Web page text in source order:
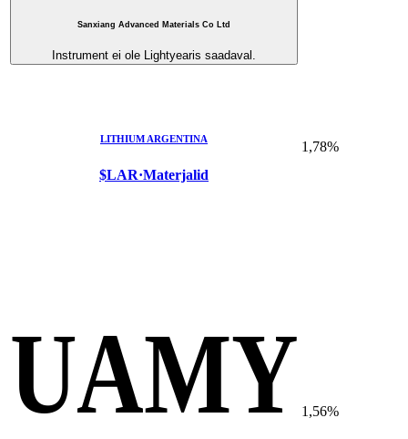
Sanxiang Advanced Materials Co Ltd
Instrument ei ole Lightyearis saadaval.
LITHIUM ARGENTINA
$LAR·Materjalid
1,78%
UAMY 1,56%